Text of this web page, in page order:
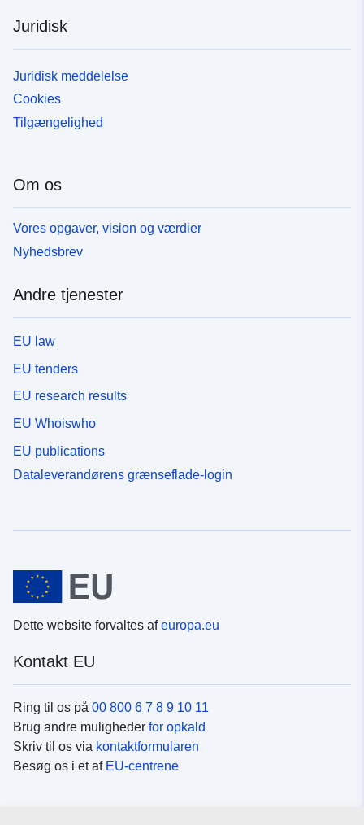
Juridisk
Juridisk meddelelse
Cookies
Tilgængelighed
Om os
Vores opgaver, vision og værdier
Nyhedsbrev
Andre tjenester
EU law
EU tenders
EU research results
EU Whoiswho
EU publications
Dataleverandørens grænseflade-login
Dette website forvaltes afeuropa.eu
Kontakt EU
Ring til os på 00 800 6 7 8 9 10 11
Brug andre muligheder for opkald
Skriv til os via kontaktformularen
Besøg os i et af EU-centrene